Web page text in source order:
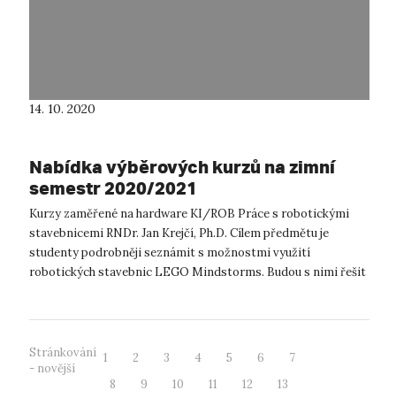
14. 10. 2020
Nabídka výběrových kurzů na zimní
semestr 2020/2021
Kurzy zaměřené na hardware KI/ROB Práce s robotickými
stavebnicemi RNDr. Jan Krejčí, Ph.D. Cílem předmětu je
studenty podrobněji seznámit s možnostmi využití
robotických stavebnic LEGO Mindstorms. Budou s nimi řešit
Stránkování
- novější
1 2 3 4 5 6
7
8
9 10 11 12 13